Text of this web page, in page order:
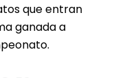
que entran
ganada a